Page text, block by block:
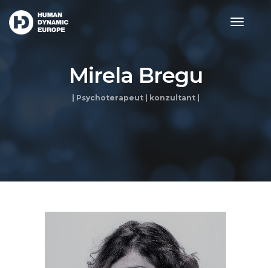
toggle
Mirela Bregu
| Psychoterapeut | konzultant |